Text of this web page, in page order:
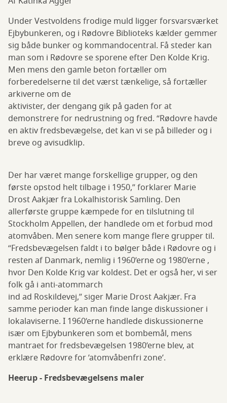
Under Vestvoldens frodige muld ligger forsvarsværket
Ejbybunkeren, og i Rødovre Biblioteks kælder gemmer
sig både bunker og kommandocentral. Få steder kan
man som i Rødovre se sporene efter Den Kolde Krig.
Men mens den gamle beton fortæller om
forberedelserne til det værst tænkelige, så fortæller
arkiverne om de
aktivister, der dengang gik på gaden for at
demonstrere for nedrustning og fred. “Rødovre havde
en aktiv fredsbevægelse, det kan vi se på billeder og i
breve og avisudklip.
Der har været mange forskellige grupper, og den
første opstod helt tilbage i 1950,” forklarer Marie
Drost Aakjær fra Lokalhistorisk Samling. Den
allerførste gruppe kæmpede for en tilslutning til
Stockholm Appellen, der handlede om et forbud mod
atomvåben. Men senere kom mange flere grupper til.
“Fredsbevægelsen faldt i to bølger både i Rødovre og i
resten af Danmark, nemlig i 1960’erne og 1980’erne ,
hvor Den Kolde Krig var koldest. Det er også her, vi ser
folk gå i anti-atommarch
ind ad Roskildevej,” siger Marie Drost Aakjær. Fra
samme perioder kan man finde lange diskussioner i
lokalaviserne. I 1960’erne handlede diskussionerne
især om Ejbybunkeren som et bombemål, mens
mantraet for fredsbevægelsen 1980’erne blev, at
erklære Rødovre for ’atomvåbenfri zone’.
Heerup - Fredsbevægelsens maler